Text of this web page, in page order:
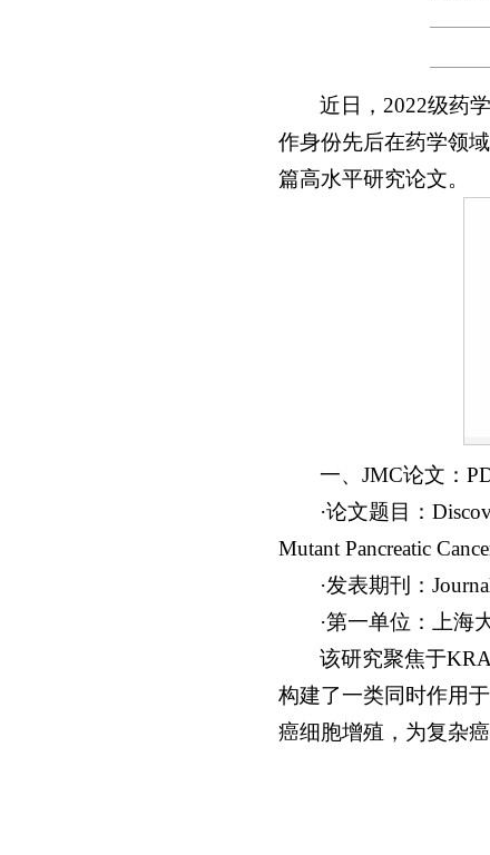
近日，2022级药
作身份先后在药学领
篇高水平研究论文。
一、JMC论文：
·论文题目：
Mutant Pancreatic
·发表期刊：
·第一单位：上海
该研究聚焦于
构建了一类同时作用
癌细胞增殖，为复杂